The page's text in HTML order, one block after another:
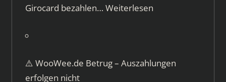
Girocard bezahlen… Weiterlesen
⚠️ WooWee.de Betrug – Auszahlungen
erfolgen nicht